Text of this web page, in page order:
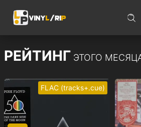
РЕЙТИНГ ЭТОГО
FLAC (tracks+.cue)